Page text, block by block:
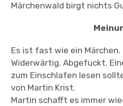
Märchenwald birgt nichts
Es ist fast wie ein Märchen.
Widerwärtig. Abgefuckt.
zum Einschlafen lesen
von Martin Krist.
Martin schafft es immer